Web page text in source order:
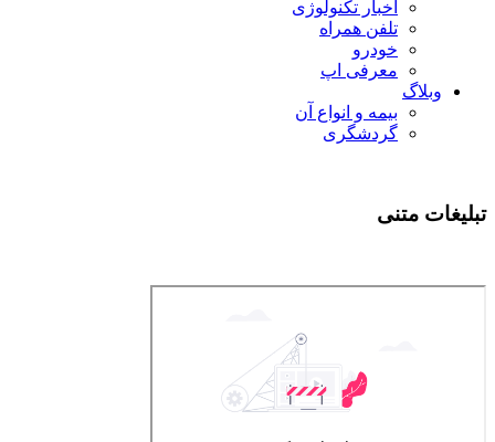
اخبار تکنولوژی
تلفن همراه
خودرو
معرفی اپ
وبلاگ
بیمه و انواع آن
گردشگری
تبلیغات متنی